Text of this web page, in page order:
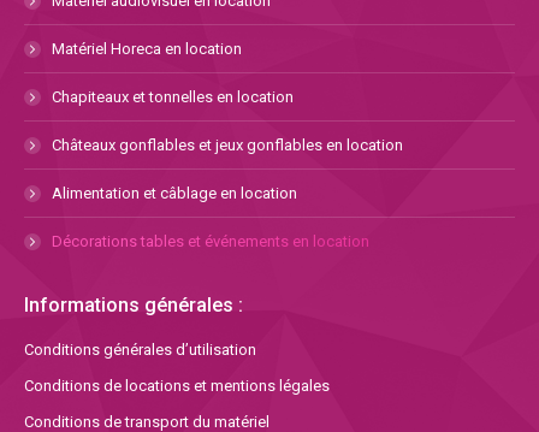
Matériel Horeca en location
Chapiteaux et tonnelles en location
Châteaux gonflables et jeux gonflables en location
Alimentation et câblage en location
Décorations tables et événements en location
Informations générales :
Conditions générales d’utilisation
Conditions de locations et mentions légales
Conditions de transport du matériel